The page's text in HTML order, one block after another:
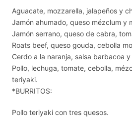
Aguacate, mozzarella, jalapeños y
Jamón ahumado, queso mézclum y
Jamón serrano, queso de cabra,
Roats beef, queso gouda, cebolla
Cerdo a la naranja, salsa barbacoa y
Pollo, lechuga, tomate, cebolla,
teriyaki.
*BURRITOS:
Pollo teriyaki con tres quesos.